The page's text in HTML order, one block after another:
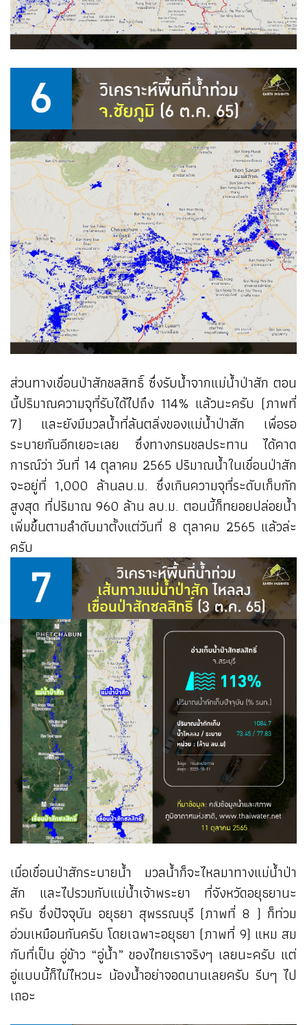
ส่วนทางเขื่อนป่าสักชลสิทธิ์ ซึ่งรับน้ำจากแม่น้ำป่าสัก ตอน
นี้ปริมาณความจุที่รับได้ไปถึง 114% แล้วนะครับ (ภาพที่
7) และยังมีมวลน้ำที่ล้นตลิ่งของแม่น้ำป่าสัก เพื่อรอ
ระบายกันอีกเยอะเลย ซึ่งทางกรมชลประทาน ได้คาด
การณ์ว่า วันที่ 14 ตุลาคม 2565 ปริมาณน้ำในเขื่อนป่าสัก
จะอยู่ที่ 1,000 ล้านลบ.ม. ซึ่งเกินความจุที่ระดับเก็บกัก
สูงสุด ที่ปริมาณ 960 ล้าน ลบ.ม. ตอนนี้ก็ทยอยปล่อยน้ำ
เพิ่มขึ้นตามลำดับมาตั้งแต่วันที่ 8 ตุลาคม 2565 แล้วล่ะ
ครับ
เมื่อเขื่อนป่าสักระบายน้ำ มวลน้ำก็จะไหลมาทางแม่น้ำป่า
สัก และไปรวมกับแม่น้ำเจ้าพระยา ที่จังหวัดอยุธยานะ
ครับ ซึ่งปัจจุบัน อยุธยา สุพรรณบุรี (ภาพที่ 8 ) ก็ท่วม
อ่วมเหมือนกันครับ โดยเฉพาะอยุธยา (ภาพที่ 9) แหม สม
กับที่เป็น อู่ข้าว “อู่น้ำ” ของไทยเราจริงๆ เลยนะครับ แต่
อู่แบบนี้ก็ไม่ไหวนะ น้องน้ำอย่าจอดนานเลยครับ รีบๆ ไป
เถอะ